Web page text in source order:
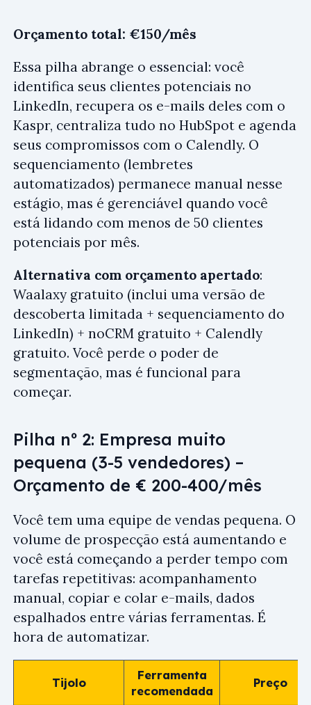
Orçamento total: €150/mês
Essa pilha abrange o essencial: você
identifica seus clientes potenciais no
LinkedIn, recupera os e-mails deles com o
Kaspr, centraliza tudo no HubSpot e agenda
seus compromissos com o Calendly. O
sequenciamento (lembretes
automatizados) permanece manual nesse
estágio, mas é gerenciável quando você
está lidando com menos de 50 clientes
potenciais por mês.
Alternativa com orçamento apertado:
Waalaxy gratuito (inclui uma versão de
descoberta limitada + sequenciamento do
LinkedIn) + noCRM gratuito + Calendly
gratuito. Você perde o poder de
segmentação, mas é funcional para
começar.
Pilha nº 2: Empresa muito
pequena (3-5 vendedores) –
Orçamento de € 200-400/mês
Você tem uma equipe de vendas pequena. O
volume de prospecção está aumentando e
você está começando a perder tempo com
tarefas repetitivas: acompanhamento
manual, copiar e colar e-mails, dados
espalhados entre várias ferramentas. É
hora de automatizar.
Tijolo
Ferramenta
recomendada
Preço